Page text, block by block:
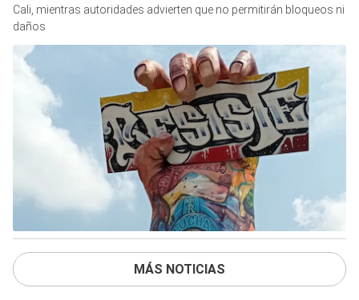
Cali, mientras autoridades advierten que no permitirán bloqueos ni
daños
MÁS NOTICIAS